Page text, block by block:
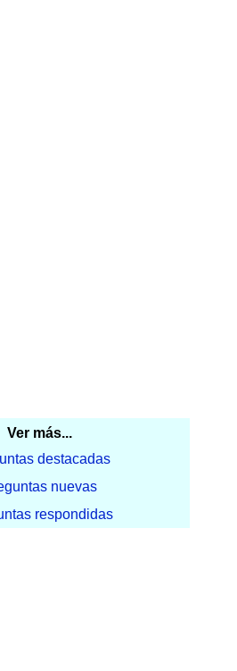
Ver más...
destacadas
nuevas
respondidas